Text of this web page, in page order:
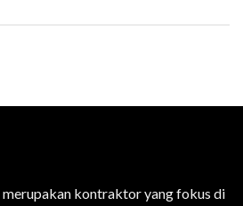
merupakan kontraktor yang fokus di